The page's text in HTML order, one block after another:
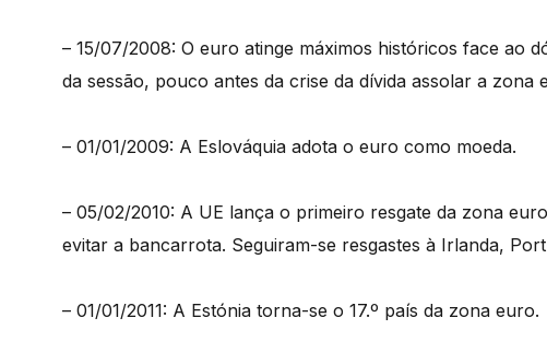
– 15/07/2008: O euro atinge máximos históricos face ao
da sessão, pouco antes da crise da dívida assolar a zona
– 01/01/2009: A Eslováquia adota o euro como moeda.
– 05/02/2010: A UE lança o primeiro resgate da zona
evitar a bancarrota. Seguiram-se resgastes à Irlanda,
– 01/01/2011: A Estónia torna-se o 17.º país da zona euro.